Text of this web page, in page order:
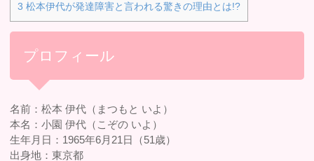
3 松本伊代が発達障害と言われる驚きの理由とは!?
プロフィール
名前：松本 伊代（まつもと いよ）
本名：小園 伊代（こぞの いよ）
生年月日：1965年6月21日（51歳）
出身地：東京都